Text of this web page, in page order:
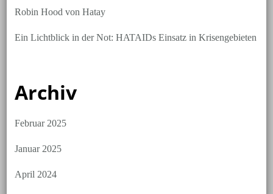
Robin Hood von Hatay
Ein Lichtblick in der Not: HATAIDs Einsatz in Krisengebieten
Archiv
Februar 2025
Januar 2025
April 2024